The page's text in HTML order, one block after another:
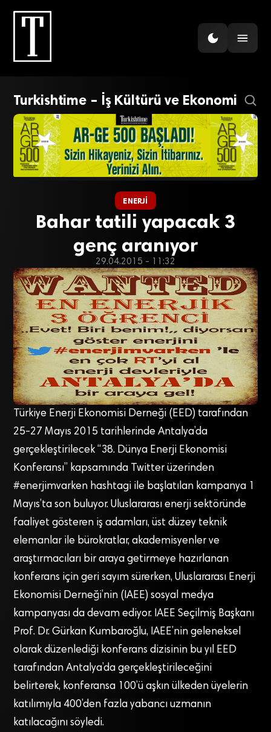
Turkishtime – İş Kültürü ve Ekonomi
ENERJI
Bahar tatili yapacak 3
genç aranıyor
29.04.2015 - 11:32
Türkiye Enerji Ekonomisi Derneği (EED) tarafından
25-27 Mayıs 2015 tarihlerinde Antalya’da
gerçekleştirilecek “38. Dünya Enerji Ekonomisi
Konferansı” kapsamında Twitter üzerinden
#enerjimvarken hashtagi ile başlatılan kampanya 1
Mayıs’ta son buluyor. Uluslararası enerji sektöründe
faaliyet gösteren iş adamları, üst düzey teknik
elemanlar ile bürokratlar, akademisyenler ve
araştırmacıları bir araya getirmeye hazırlanan
konferans için geri sayım sürerken, Uluslararası Enerji
Ekonomisi Derneği’nin (IAEE) sosyal medya
kampanyası da devam ediyor. IAEE Seçilmiş Başkanı
Prof. Dr. Gürkan Kumbaroğlu, IAEE’nin geleneksel
olarak düzenlediği konferans dizisinin bu yıl EED
tarafından Antalya’da gerçekleştirileceğini
belirterek, konferansa 100’ü aşkın ülkeden üyelerin
katılımıyla 400’den fazla yabancı uzmanın
katılacağını söyledi.